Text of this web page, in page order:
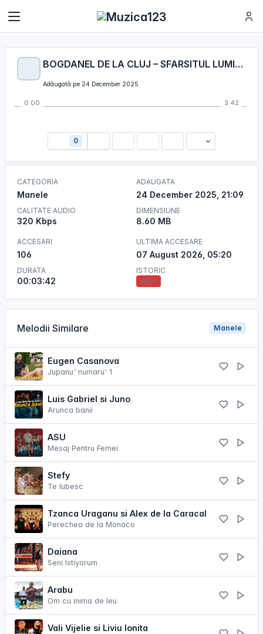
BOGDANEL DE LA CLUJ – SFARSITUL LUMII DE-AR VENI
Adăugată pe 24 December 2025
0:00 3:42
0
CATEGORIA
Manele
CALITATE AUDIO
320 Kbps
ADAUGATA
24 December 2025, 21:09
DIMENSIUNE
8.60 MB
ACCESARI
106
DURATA
00:03:42
ULTIMA ACCESARE
07 August 2026, 05:20
ISTORIC
ADV
Melodii Similare Manele
Eugen Casanova
Jupanu' numaru' 1
Luis Gabriel si Juno
Arunca banii
ASU
Mesaj Pentru Femei
Stefy
Te Iubesc
Tzanca Uraganu si Alex de la Caracal
Perechea de la Monaco
Daiana
Seni Istiyorum
Arabu
Om cu inima de leu
Vali Vijelie si Liviu Ionita